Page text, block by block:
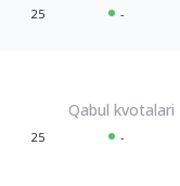
25 -
25 -